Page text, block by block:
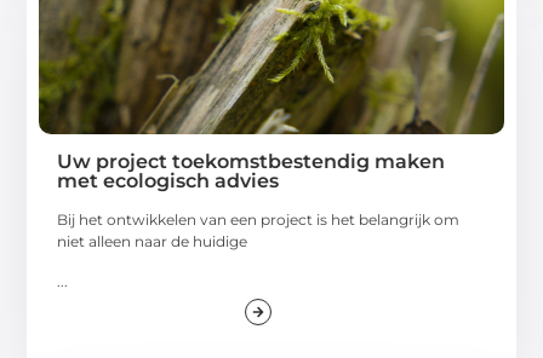
Uw project toekomstbestendig maken
met ecologisch advies
Bij het ontwikkelen van een project is het belangrijk om
niet alleen naar de huidige